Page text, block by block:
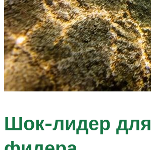
Шок-лидер для